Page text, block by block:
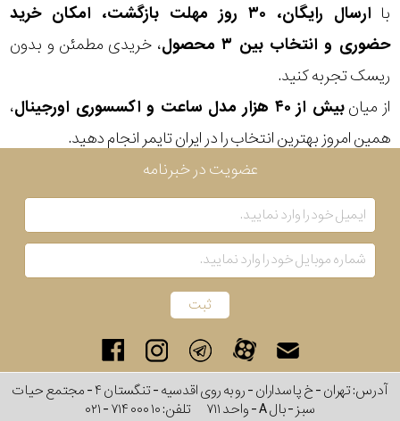
با
ارسال رایگان، ۳۰ روز مهلت بازگشت، امکان خرید
حضوری و انتخاب بین ۳ محصول
، خریدی مطمئن و بدون
ریسک تجربه کنید.
از میانبیش از ۴۰ هزار مدل ساعت و اکسسوری اورجینال
،
همین امروز بهترین انتخاب را در ایران تایمر انجام دهید.
عضویت در خبرنامه
آدرس: تهران - خ پاسداران - رو به روی اقدسیه - تنگستان ۴ - مجتمع حیات
سبز - بال A - واحد ۷۱۱
تلفن:۰۲۱ - ۷۱۴ ۰۰۰ ۱۰